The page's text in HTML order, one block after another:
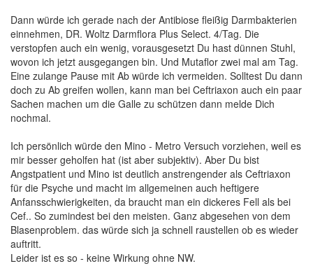
Dann würde ich gerade nach der Antibiose fleißig Darmbakterien
einnehmen, DR. Woltz Darmflora Plus Select. 4/Tag. Die
verstopfen auch ein wenig, vorausgesetzt Du hast dünnen Stuhl,
wovon ich jetzt ausgegangen bin. Und Mutaflor zwei mal am Tag.
Eine zulange Pause mit Ab würde ich vermeiden. Solltest Du dann
doch zu Ab greifen wollen, kann man bei Ceftriaxon auch ein paar
Sachen machen um die Galle zu schützen dann melde Dich
nochmal.
Ich persönlich würde den Mino - Metro Versuch vorziehen, weil es
mir besser geholfen hat (ist aber subjektiv). Aber Du bist
Angstpatient und Mino ist deutlich anstrengender als Ceftriaxon
für die Psyche und macht im allgemeinen auch heftigere
Anfansschwierigkeiten, da braucht man ein dickeres Fell als bei
Cef.. So zumindest bei den meisten. Ganz abgesehen von dem
Blasenproblem. das würde sich ja schnell raustellen ob es wieder
auftritt.
Leider ist es so - keine Wirkung ohne NW.